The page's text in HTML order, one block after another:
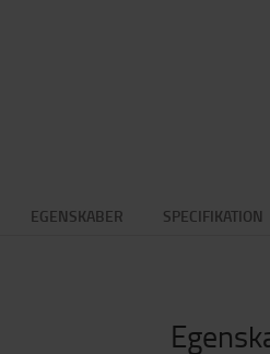
EGENSKABER SPECIFIKATION